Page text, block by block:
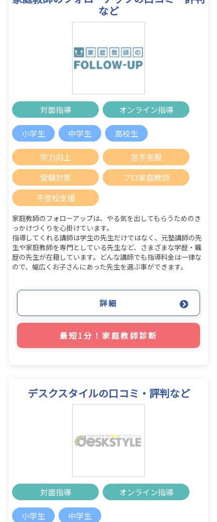
など
対面指導 オンライン指導
小学生 中学生 高校生
学力向上
苦手克服
受験対策
プロ家庭教師
不登校支援
家庭教師のフォローアップは、やる気を出してもらうためのき
っかけづくりを心掛けています。
指導してくれる講師は学生の先生だけではなく、元塾講師の先
生や家庭教師を専門としている先生など、さまざまな学歴・職
歴の先生が在籍しています。どんな講師でも指導料金は一律な
ので、幅広くお子さんにあった先生を選ぶ事ができます。
詳細
最短1分！家庭教師診断
デスクスタイルの口コミ・評判など
対面指導 オンライン指導
小学生 中学生